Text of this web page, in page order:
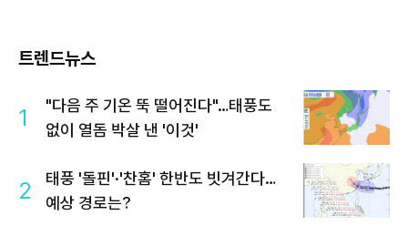
트렌드뉴스
1
"다음 주 기온 뚝 떨어진다"…태풍도
없이 열돔 박살 낸 '이것'
2
태풍 '돌핀'·'찬홈' 한반도 빗겨간다…
예상 경로는?